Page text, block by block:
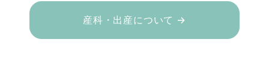
産科・出産について →